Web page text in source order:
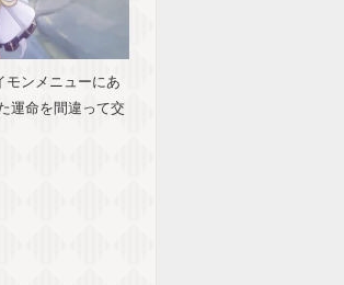
ンメニューにあ
運命を間違って交